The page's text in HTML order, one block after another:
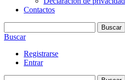
Contactos
Buscar
Buscar
Registrarse
Entrar